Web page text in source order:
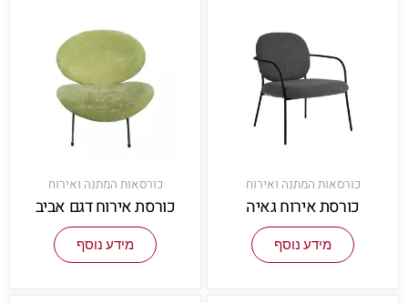
כורסאות המתנה ואירוח
כורסת אירוח גאיה
מידע נוסף
כורסאות המתנה ואירוח
כורסת אירוח דגם אביב
מידע נוסף